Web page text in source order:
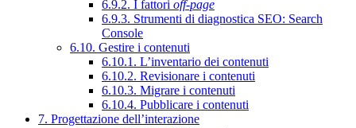
6.9.2. I fattori off-page
6.9.3. Strumenti di diagnostica SEO: Search
Console
6.10. Gestire i contenuti
6.10.1. L’inventario dei contenuti
6.10.2. Revisionare i contenuti
6.10.3. Migrare i contenuti
6.10.4. Pubblicare i contenuti
7. Progettazione dell’interazione